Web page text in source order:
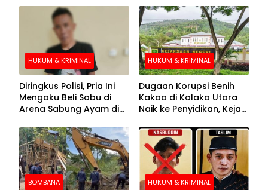
HUKUM & KRIMINAL
Diringkus Polisi, Pria Ini
Mengaku Beli Sabu di
Arena Sabung Ayam di
HUKUM & KRIMINAL
Dugaan Korupsi Benih
Kakao di Kolaka Utara
Naik ke Penyidikan, Kejari
BOMBANA HUKUM & KRIMINAL